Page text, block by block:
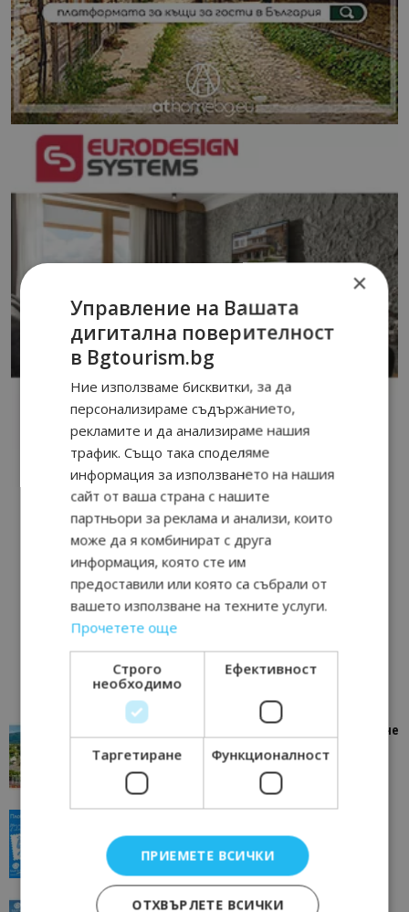
“Пощенска картичка от…”: Петрич – Изживяване
отвъд очакваното
Петрич
всички времена
Пловдив 23/06/2026 10:00
“Пощенска картичка от…”: Перник – град на
×
Управление на Вашата
дигитална поверителност
в Bgtourism.bg
Ние използваме бисквитки, за да
персонализираме съдържанието,
рекламите и да анализираме нашия
трафик. Също така споделяме
информация за използването на нашия
сайт от ваша страна с нашите
партньори за реклама и анализи, които
може да я комбинират с друга
информация, която сте им
предоставили или която са събрали от
вашето използване на техните услуги.
Прочетете още
Строго
необходимо
Ефективност
Таргетиране Функционалност
ПРИЕМЕТЕ ВСИЧКИ
ОТХВЪРЛЕТЕ ВСИЧКИ